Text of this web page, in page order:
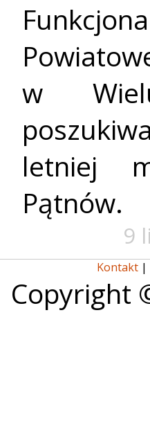
w
letniej
Pątnów.
9
Kontakt |
Copyright